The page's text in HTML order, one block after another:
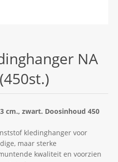
NA
cm., zwart. Doosinhoud 450
kledinghanger voor
maar sterke
kwaliteit en voorzien